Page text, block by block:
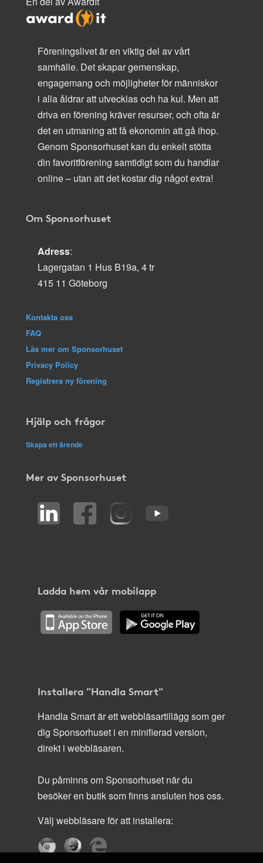
Föreningslivet är en viktig del av vårt
samhälle. Det skapar gemenskap,
engagemang och möjligheter för människor
i alla åldrar att utvecklas och ha kul. Men att
driva en förening kräver resurser, och ofta är
det en utmaning att få ekonomin att gå ihop.
Genom Sponsorhuset kan du enkelt stötta
din favoritförening samtidigt som du handlar
online – utan att det kostar dig något extra!
Om Sponsorhuset
Adress:
Lagergatan 1 Hus B19a, 4 tr
415 11 Göteborg
Kontakta oss
FAQ
Läs mer om Sponsorhuset
Privacy Policy
Registrera ny förening
Hjälp och frågor
Skapa ett ärende
Mer av Sponsorhuset
Ladda hem vår mobilapp
Installera "Handla Smart"
Handla Smart är ett webbläsartillägg som ger
dig Sponsorhuset i en minifierad version,
direkt i webbläsaren.
Du påminns om Sponsorhuset när du
besöker en butik som finns ansluten hos oss.
Välj webbläsare för att installera: